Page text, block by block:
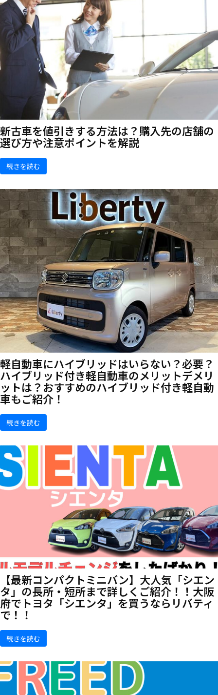
新古車を値引きする方法は？購入先の店舗の
選び方や注意ポイントを解説
続きを読む
軽自動車にハイブリッドはいらない？必要？
ハイブリッド付き軽自動車のメリットデメリ
ットは？おすすめのハイブリッド付き軽自動
車もご紹介！
続きを読む
【最新コンパクトミニバン】大人気「シエン
タ」の長所・短所まで詳しくご紹介！！大阪
府でトヨタ「シエンタ」を買うならリバティ
で！！
続きを読む